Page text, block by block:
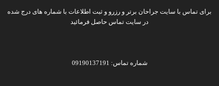
برای تماس با سایت جراحان برتر و رزرو و ثبت اطلاعات با شماره های درج شده
در سایت تماس حاصل فرمائید
شماره تماس: 09190137191